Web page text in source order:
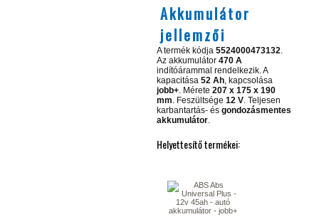
Akkumulátor
jellemzői
A termék kódja 5524000473132.
Az akkumulátor 470 A
indítóárammal rendelkezik. A
kapacitása 52 Ah, kapcsolása
jobb+. Mérete 207 x 175 x 190
mm. Feszültsége 12 V. Teljesen
karbantartás- és gondozásmentes
akkumulátor.
Helyettesítő termékei: